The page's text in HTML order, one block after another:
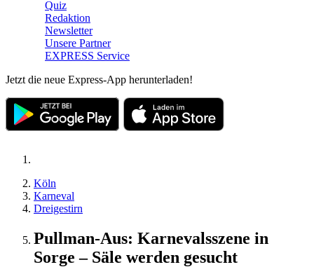
Quiz
Redaktion
Newsletter
Unsere Partner
EXPRESS Service
Jetzt die neue Express-App herunterladen!
Köln
Karneval
Dreigestirn
Pullman-Aus: Karnevalsszene in
Sorge – Säle werden gesucht